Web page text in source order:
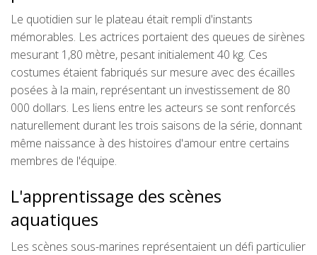
Le quotidien sur le plateau était rempli d'instants
mémorables. Les actrices portaient des queues de sirènes
mesurant 1,80 mètre, pesant initialement 40 kg. Ces
costumes étaient fabriqués sur mesure avec des écailles
posées à la main, représentant un investissement de 80
000 dollars. Les liens entre les acteurs se sont renforcés
naturellement durant les trois saisons de la série, donnant
même naissance à des histoires d'amour entre certains
membres de l'équipe.
L'apprentissage des scènes
aquatiques
Les scènes sous-marines représentaient un défi particulier